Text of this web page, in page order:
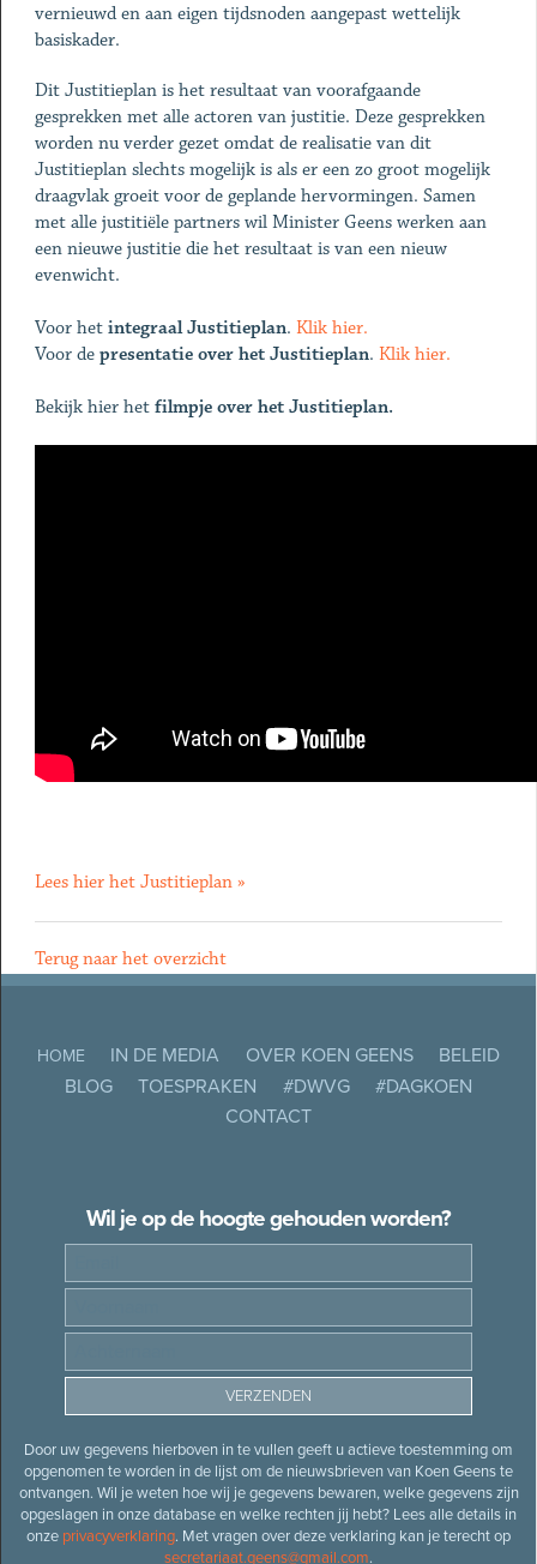
vernieuwd en aan eigen tijdsnoden aangepast wettelijk
basiskader.
Dit Justitieplan is het resultaat van voorafgaande
gesprekken met alle actoren van justitie. Deze gesprekken
worden nu verder gezet omdat de realisatie van dit
Justitieplan slechts mogelijk is als er een zo groot mogelijk
draagvlak groeit voor de geplande hervormingen. Samen
met alle justitiële partners wil Minister Geens werken aan
een nieuwe justitie die het resultaat is van een nieuw
evenwicht.
Voor het integraal Justitieplan. Klik hier.
Voor de presentatie over het Justitieplan. Klik hier.
Bekijk hier het filmpje over het Justitieplan.
Lees hier het Justitieplan »
Terug naar het overzicht
HOME IN DE MEDIA OVER KOEN GEENS
BELEID
BLOG
TOESPRAKEN #DWVG
#DAGKOEN
CONTACT
Wil je op de hoogte gehouden worden?
Door uw gegevens hierboven in te vullen geeft u actieve toestemming om
opgenomen te worden in de lijst om de nieuwsbrieven van Koen Geens te
ontvangen. Wil je weten hoe wij je gegevens bewaren, welke gegevens zijn
opgeslagen in onze database en welke rechten jij hebt? Lees alle details in
onze privacyverklaring. Met vragen over deze verklaring kan je terecht op
secretariaat.geens@gmail.com.